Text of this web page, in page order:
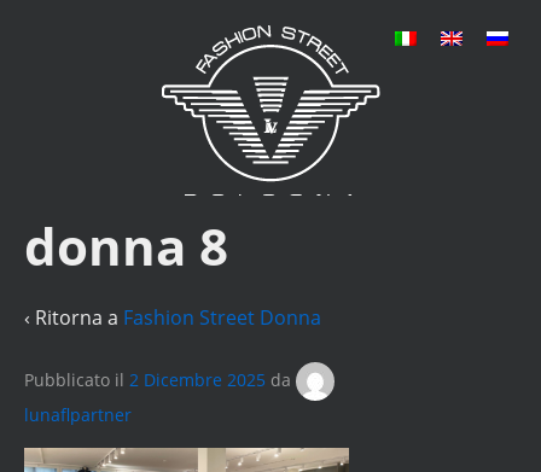
donna 8
‹ Ritorna a Fashion Street Donna
Pubblicato il 2 Dicembre 2025 da
lunaflpartner